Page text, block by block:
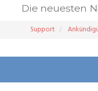
Die neuesten
Support